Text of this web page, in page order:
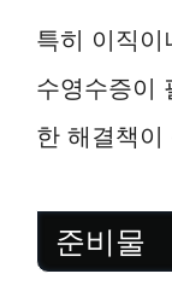
특히 이직이
수영수증이
한 해결책이
준비물